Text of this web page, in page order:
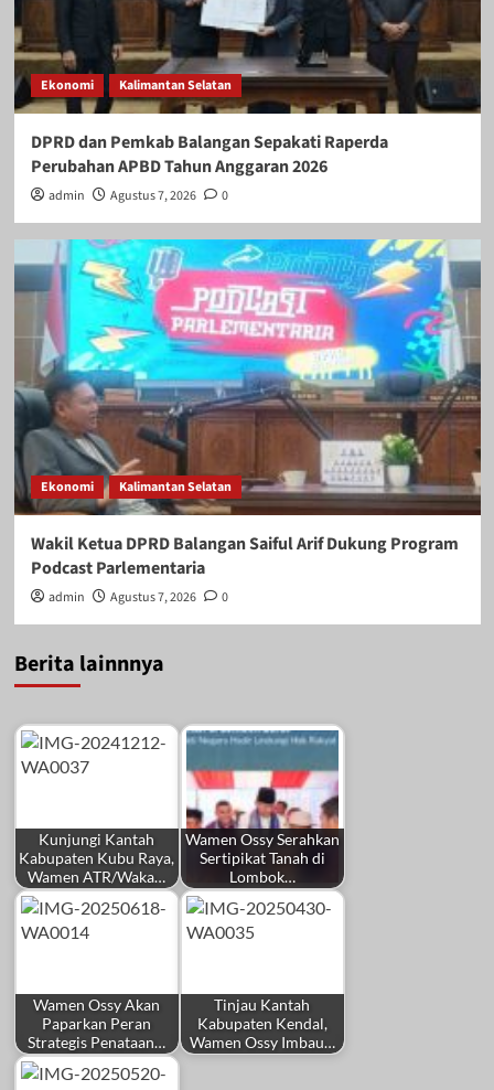
Ekonomi Kalimantan Selatan
DPRD dan Pemkab Balangan Sepakati Raperda
Perubahan APBD Tahun Anggaran 2026
admin Agustus 7, 2026 0
Ekonomi Kalimantan Selatan
Wakil Ketua DPRD Balangan Saiful Arif Dukung Program
Podcast Parlementaria
admin Agustus 7, 2026 0
Berita lainnnya
Kunjungi Kantah
Kabupaten Kubu Raya,
Wamen ATR/Waka…
Wamen Ossy Serahkan
Sertipikat Tanah di
Lombok…
Wamen Ossy Akan
Paparkan Peran
Strategis Penataan…
Tinjau Kantah
Kabupaten Kendal,
Wamen Ossy Imbau…